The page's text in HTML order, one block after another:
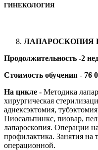
ГИНЕКОЛОГИЯ
ЛАПАРОСКОПИЯ
Продолжительность -2
Стоимость обучения - 76
На цикле - Методика
хирургическая
аднексэктомия,
Пиосальпинкс, пиовар,
лапароскопия. Операции
профилактика. Занятия на
операционной.